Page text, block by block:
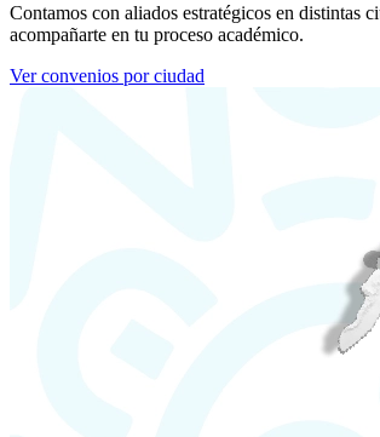
Contamos con aliados estratégicos en distintas
acompañarte en tu proceso académico.
Ver convenios por ciudad